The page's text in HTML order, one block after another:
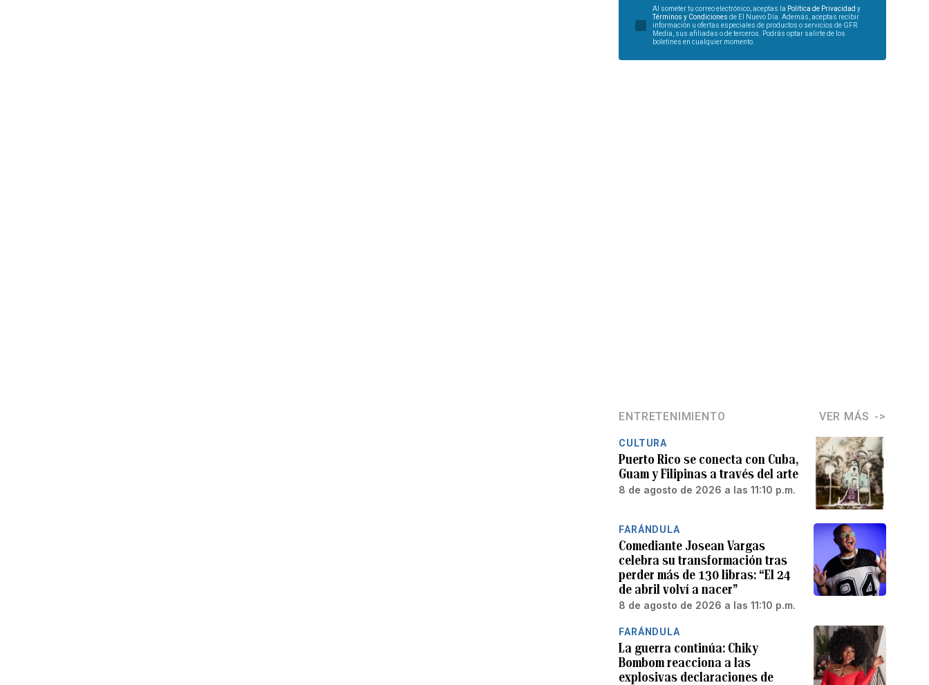
Al someter tu correo electrónico, aceptas la Política de Privacidad y
Términos y Condiciones de El Nuevo Día. Además, aceptas recibir
información u ofertas especiales de productos o servicios de GFR
Media, sus afiliadas o de terceros. Podrás optar salirte de los
boletines en cualquier momento.
ENTRETENIMIENTO VER MÁS
CULTURA
Puerto Rico se conecta con Cuba,
Guam y Filipinas a través del arte
8 de agosto de 2026 a las 11:10 p.m.
FARÁNDULA
Comediante Josean Vargas
celebra su transformación tras
perder más de 130 libras: “El 24
de abril volví a nacer”
8 de agosto de 2026 a las 11:10 p.m.
FARÁNDULA
La guerra continúa: Chiky
Bombom reacciona a las
explosivas declaraciones de